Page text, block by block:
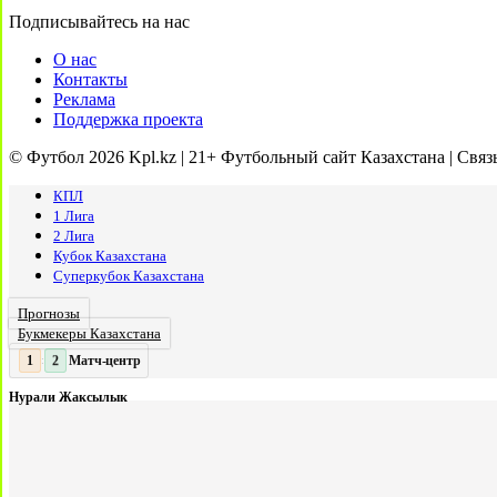
Подписывайтесь на нас
О нас
Контакты
Реклама
Поддержка проекта
© Футбол 2026 Kpl.kz | 21+ Футбольный сайт Казахстана |
КПЛ
1 Лига
2 Лига
Кубок Казахстана
Суперкубок Казахстана
Прогнозы
Букмекеры Казахстана
2 : 2 Матч-центр
Нурали Жаксылык